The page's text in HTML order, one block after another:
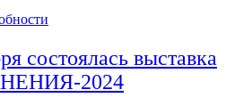
состоялась выставка
2024